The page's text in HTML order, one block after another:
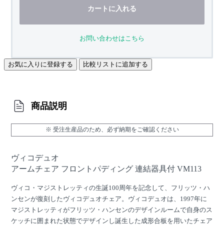
カートに入れる
お問い合わせはこちら
お気に入りに登録する 比較リストに追加する
商品説明
※ 受注生産品のため、必ず納期をご確認ください
ヴィコデュオ
アームチェア フロントパディング 連結器具付 VM113
ヴィコ・マジストレッティの生誕100周年を記念して、フリッツ・ハ
ンセンが復刻したヴィコデュオチェア。ヴィコデュオは、1997年に
マジストレッティがフリッツ・ハンセンのデザインルームで自身のス
ケッチに囲まれた状態でデザインし誕生した成形合板を用いたチェア